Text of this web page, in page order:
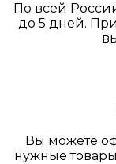
По всей
до 5 дней.
Вы можете
нужные